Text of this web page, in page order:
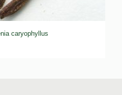
caryophyllus